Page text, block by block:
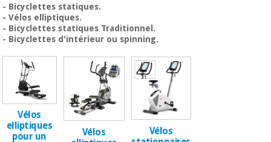
Académie
Tech
Fisaude
Armoires
thérapeutiques
protection
essentiel
pour les
coronavirus
Aérobic,
fitness
Outlet
Académie
Tech
Fisaude
chinoise
Mobilier
clinique
Armoires
thérapeutiques
- Bicyclettes statiques.
- Vélos elliptiques.
- Bicyclettes statiques Traditionnel.
- Bicyclettes d'intérieur ou spinning.
Vélos
elliptiques
pour un
Vélos
Vélos